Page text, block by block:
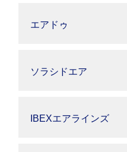
エアドゥ
ソラシドエア
IBEXエアラインズ